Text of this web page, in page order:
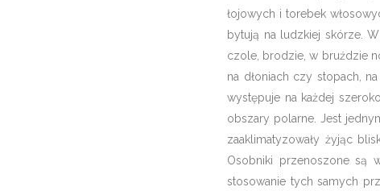
łojowych i torebek
bytują na ludzkiej skórze.
czole, brodzie, w bruździe
na dłoniach czy stopach,
występuje na każdej
obszary polarne. Jest
zaaklimatyzowały żyjąc
Osobniki przenoszone są
stosowanie tych samych